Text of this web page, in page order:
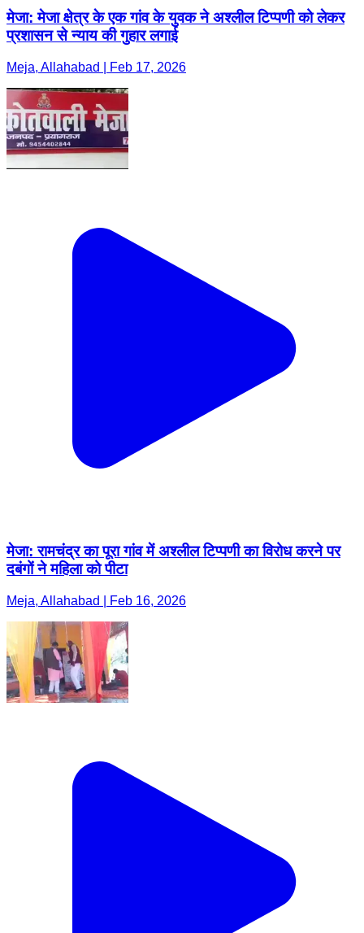
मेजा: मेजा क्षेत्र के एक गांव के युवक ने अश्लील टिप्पणी को लेकर
प्रशासन से न्याय की गुहार लगाई
Meja, Allahabad | Feb 17, 2026
मेजा: रामचंद्र का पूरा गांव में अश्लील टिप्पणी का विरोध करने पर
दबंगों ने महिला को पीटा
Meja, Allahabad | Feb 16, 2026